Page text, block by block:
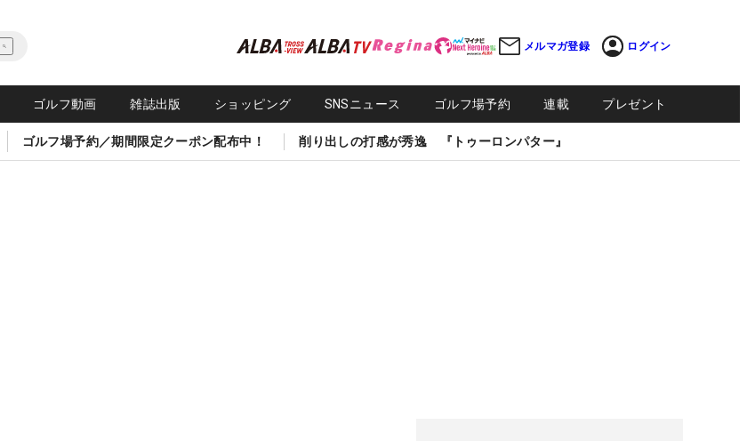
メルマガ登録 ログイン
ゴルフ動画 雑誌出版 ショッピング SNSニュース ゴルフ場予約 連載 プレゼント
ゴルフ場予約／期間限定クーポン配布中！ 削り出しの打感が秀逸 『トゥーロンパター』